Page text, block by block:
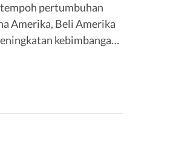
pertumbuhan
Amerika, Beli Amerika
kebimbangan